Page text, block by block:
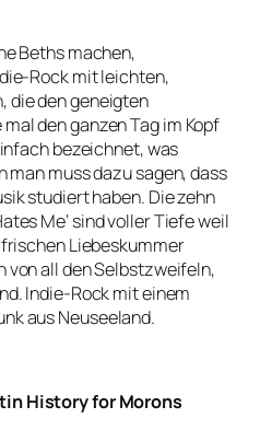
Beths machen,
Rock mit leichten,
die den geneigten
den ganzen Tag im Kopf
bezeichnet, was
muss dazu sagen, dass
studiert haben. Die zehn
Me‘ sind voller Tiefe weil
Liebeskummer
von all den Selbstzweifeln,
Indie-Rock mit einem
aus Neuseeland.
History for Morons